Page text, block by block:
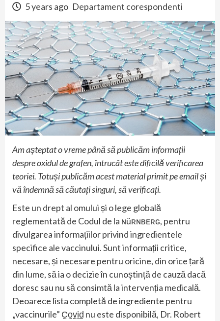
5 years ago Departament corespondenti
Am așteptat o vreme până să publicăm informații
despre oxidul de grafen, întrucât este dificilă verificarea
teoriei. Totuși publicăm acest material primit pe email și
vă îndemnă să căutați singuri, să verificați.
Este un drept al omului și o lege globală
reglementată de Codul de la ɴüʀɴʙᴇʀԍ, pentru
divulgarea informațiilor privind ingredientele
specifice ale vaccinului. Sunt informații critice,
necesare, și necesare pentru oricine, din orice țară
din lume, să ia o decizie în cunoștință de cauză dacă
doresc sau nu să consimtă la intervenția medicală.
Deoarece lista completă de ingrediente pentru
„vaccinurile” C̫o̫v̫i̫d̫ nu este disponibilă, Dr. Robert